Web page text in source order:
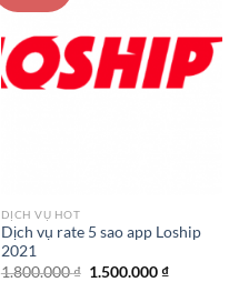
DỊCH VỤ HOT
Dịch vụ rate 5 sao app Loship
2021
1.800.000₫ Giá
1.500.000₫Giá